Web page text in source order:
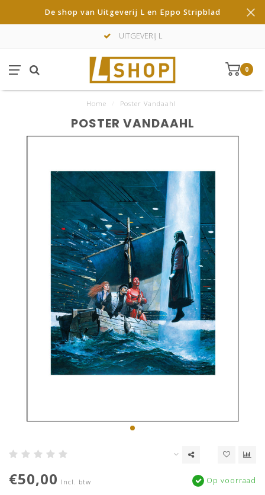
De shop van Uitgeverij L en Eppo Stripblad
UITGEVERIJ L
0
Home Poster Vandaahl
POSTER VANDAAHL
€50,00 Incl. btw Op voorraad